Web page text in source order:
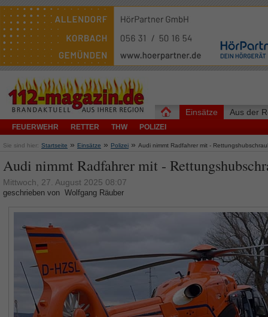
Einsätze
FEUERWEHR RETTER THW POLIZEI
Aus der
Sie sind hier: Startseite » Einsätze » Polizei » Audi nimmt Radfahrer mit -
Audi nimmt Radfahrer mit -
Mittwoch, 27. August 2025 08:07
geschrieben von Wolfgang Räuber